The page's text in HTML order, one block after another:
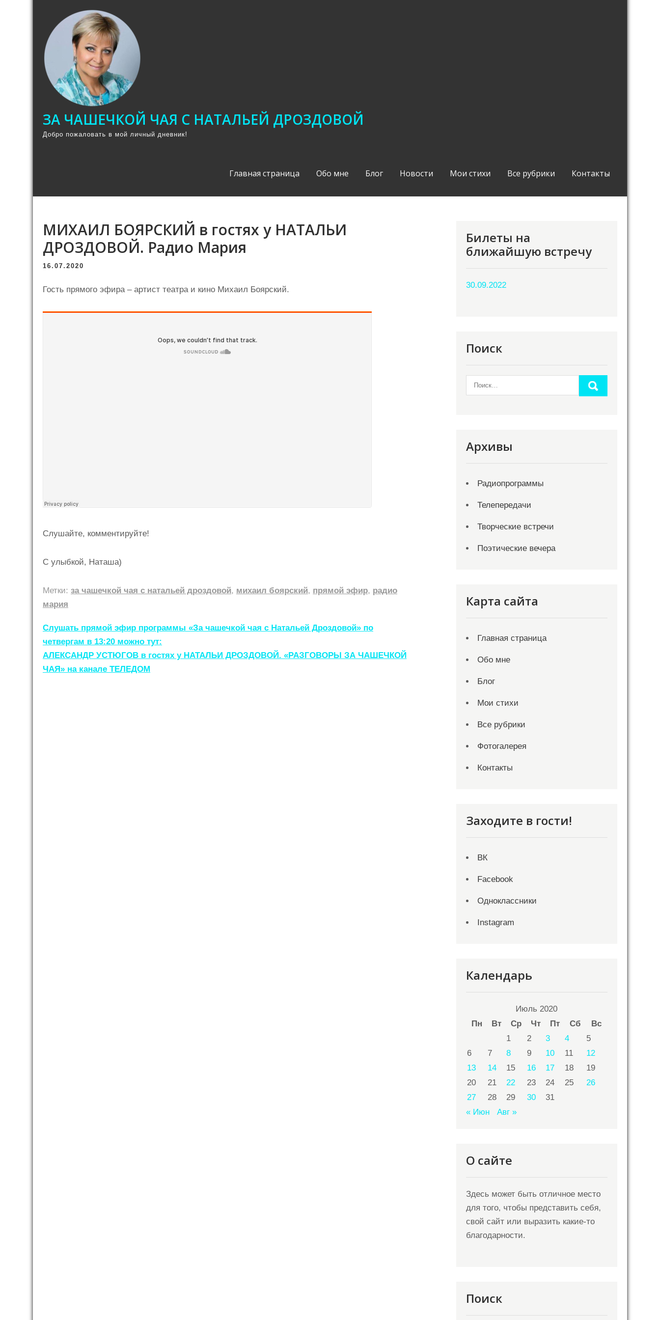
содержимому
ЗА ЧАШЕЧКОЙ ЧАЯ С НАТАЛЬЕЙ ДРОЗДОВОЙ
Добро пожаловать в мой личный дневник!
Главная страница Обо мне Блог Новости Мои стихи Все рубрики Контакты
МИХАИЛ БОЯРСКИЙ в гостях у НАТАЛЬИ
ДРОЗДОВОЙ. Радио Мария
16.07.2020
Гость прямого эфира – артист театра и кино Михаил Боярский.
Слушайте, комментируйте!
С улыбкой, Наташа)
Метки: за чашечкой чая с натальей дроздовой, михаил боярский, прямой эфир, радио
мария
Навигация
по
записям
Слушать прямой эфир программы «За чашечкой чая с Натальей Дроздовой» по
четвергам в 13:20 можно тут:
АЛЕКСАНДР УСТЮГОВ в гостях у НАТАЛЬИ ДРОЗДОВОЙ. «РАЗГОВОРЫ ЗА ЧАШЕЧКОЙ
ЧАЯ» на канале ТЕЛЕДОМ
Билеты на
ближайшую встречу
30.09.2022
Поиск
Архивы
Радиопрограммы
Телепередачи
Творческие встречи
Поэтические вечера
Карта сайта
Главная страница
Обо мне
Блог
Мои стихи
Все рубрики
Фотогалерея
Контакты
Заходите в гости!
ВК
Facebook
Одноклассники
Instagram
Календарь
Июль 2020
Пн
Вт Ср Чт Пт Сб
Вс
1
2 3 4
5
6
7 8 9 10 11
12
13
14 15 16 17 18
19
20
21 22 23 24 25
26
27
28 29 30
31
« Июн
Авг »
О сайте
Здесь может быть отличное место
для того, чтобы представить себя,
свой сайт или выразить какие-то
благодарности.
Поиск